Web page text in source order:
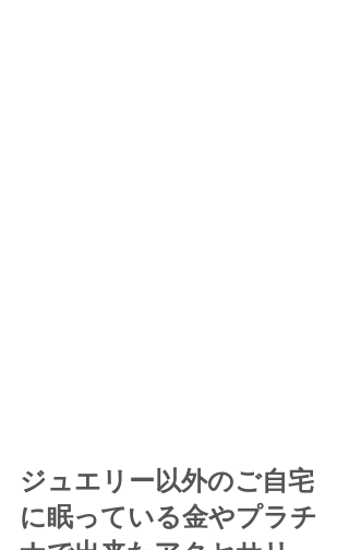
ジュエリー以外のご自宅
に眠っている金やプラチ